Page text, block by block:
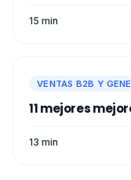
15 min
VENTAS B2B Y
11 mejores
13 min